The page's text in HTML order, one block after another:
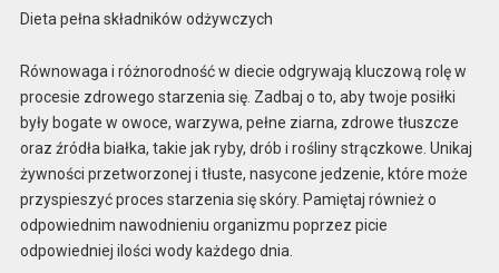
Dieta pełna składników odżywczych
Równowaga i różnorodność w diecie odgrywają kluczową rolę w
procesie zdrowego starzenia się. Zadbaj o to, aby twoje posiłki
były bogate w owoce, warzywa, pełne ziarna, zdrowe tłuszcze
oraz źródła białka, takie jak ryby, drób i rośliny strączkowe. Unikaj
żywności przetworzonej i tłuste, nasycone jedzenie, które może
przyspieszyć proces starzenia się skóry. Pamiętaj również o
odpowiednim nawodnieniu organizmu poprzez picie
odpowiedniej ilości wody każdego dnia.